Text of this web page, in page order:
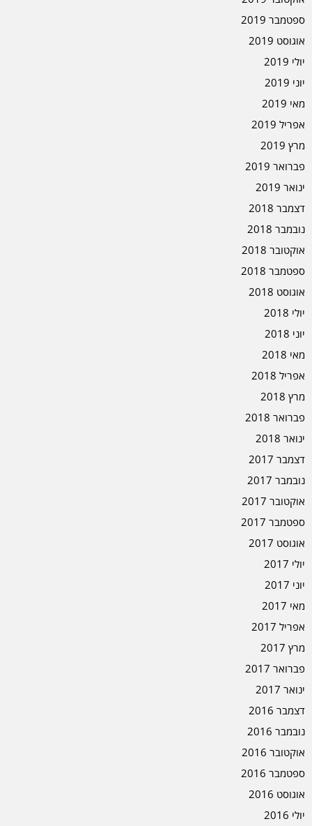
ספטמבר 2019
אוגוסט 2019
יולי 2019
יוני 2019
מאי 2019
אפריל 2019
מרץ 2019
פברואר 2019
ינואר 2019
דצמבר 2018
נובמבר 2018
אוקטובר 2018
ספטמבר 2018
אוגוסט 2018
יולי 2018
יוני 2018
מאי 2018
אפריל 2018
מרץ 2018
פברואר 2018
ינואר 2018
דצמבר 2017
נובמבר 2017
אוקטובר 2017
ספטמבר 2017
אוגוסט 2017
יולי 2017
יוני 2017
מאי 2017
אפריל 2017
מרץ 2017
פברואר 2017
ינואר 2017
דצמבר 2016
נובמבר 2016
אוקטובר 2016
ספטמבר 2016
אוגוסט 2016
יולי 2016